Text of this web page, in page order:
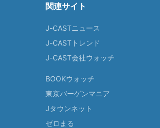
関連サイト
J-CASTニュース
J-CASTトレンド
J-CAST会社ウォッチ
BOOKウォッチ
東京バーゲンマニア
Jタウンネット
ゼロまる